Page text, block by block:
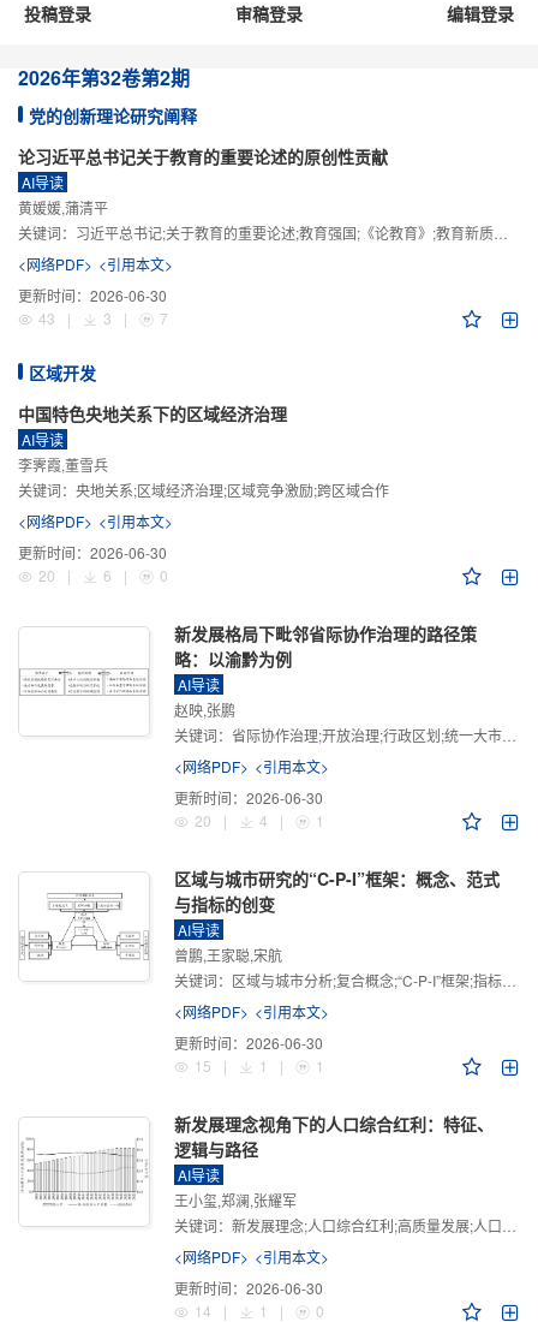
投稿登录 审稿登录 编辑登录
2026年第32卷第2期
党的创新理论研究阐释
论习近平总书记关于教育的重要论述的原创性贡献
AI导读
黄媛媛,蒲清平
关键词： 习近平总书记;关于教育的重要论述;教育强国;《论教育》;教育新质生产力;教育人工智能
<网络PDF> <引用本文>
更新时间： 2026-06-30
43
| 3 | 7
区域开发
中国特色央地关系下的区域经济治理
AI导读
李霁霞,董雪兵
关键词： 央地关系;区域经济治理;区域竞争激励;跨区域合作
<网络PDF> <引用本文>
更新时间： 2026-06-30
20
| 6 | 0
新发展格局下毗邻省际协作治理的路径策
略：以渝黔为例
AI导读
赵映,张鹏
关键词： 省际协作治理;开放治理;行政区划;统一大市场;新发展格局
<网络PDF> <引用本文>
更新时间： 2026-06-30
20
| 4 | 1
区域与城市研究的“C-P-I”框架：概念、范式
与指标的创变
AI导读
曾鹏,王家聪,宋航
关键词： 区域与城市分析;复合概念;“C-P-I”框架;指标体系
<网络PDF> <引用本文>
更新时间： 2026-06-30
15
| 1 | 1
新发展理念视角下的人口综合红利：特征、
逻辑与路径
AI导读
王小玺,郑澜,张耀军
关键词： 新发展理念;人口综合红利;高质量发展;人口政策;中国式现代化
<网络PDF> <引用本文>
更新时间： 2026-06-30
14
| 1 | 0